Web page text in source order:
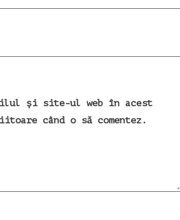
și site-ul web în acest
când o să comentez.